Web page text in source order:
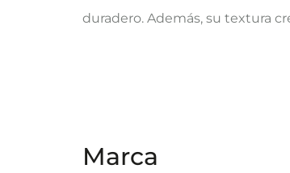
duradero. Además, su textura
Marca